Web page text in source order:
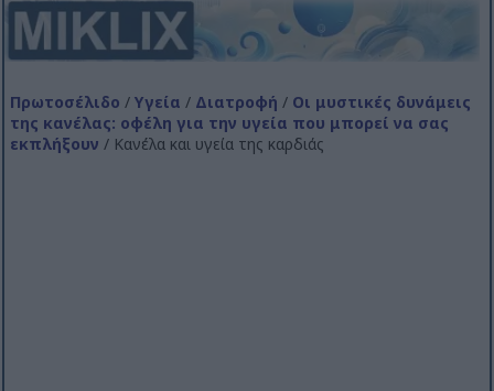
Πρωτοσέλιδο /Υγεία / Διατροφή / Οι μυστικές δυνάμεις
της κανέλας: οφέλη για την υγεία που μπορεί να σας
εκπλήξουν / Κανέλα και υγεία της καρδιάς